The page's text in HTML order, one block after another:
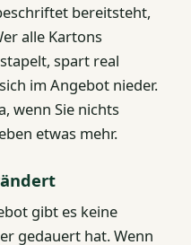
bereitsteht,
alle Kartons
spart real
im Angebot nieder.
wenn Sie nichts
etwas mehr.
gibt es keine
gedauert hat. Wenn